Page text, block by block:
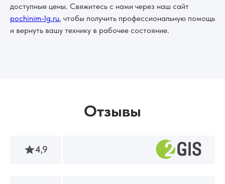
доступные цены. Свяжитесь с нами через наш сайт
pochinim-lg.ru, чтобы получить профессиональную помощь
и вернуть вашу технику в рабочее состояние.
Отзывы
4,9